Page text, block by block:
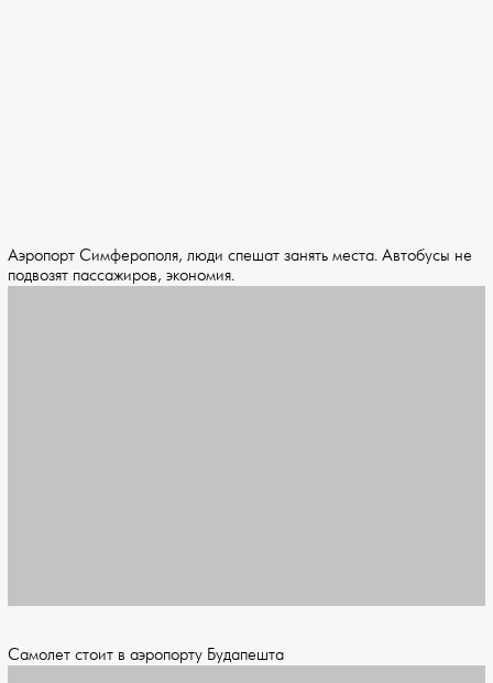
Аэропорт Симферополя, люди спешат занять места. Автобусы не
подвозят пассажиров, экономия.
Самолет стоит в аэропорту Будапешта